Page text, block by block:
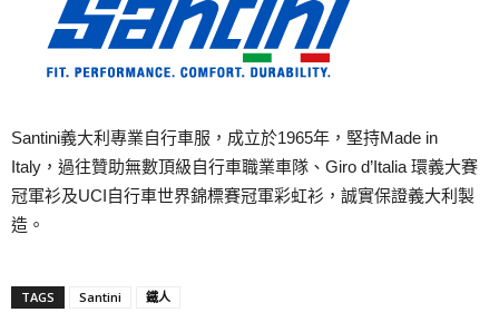
Santini義大利專業自行車服，成立於1965年，堅持Made in
Italy，過往贊助無數頂級自行車職業車隊、Giro d’Italia 環義大賽
冠軍衫及UCI自行車世界錦標賽冠軍彩虹衫，誠實保證義大利製
造。
TAGS Santini 鐵人